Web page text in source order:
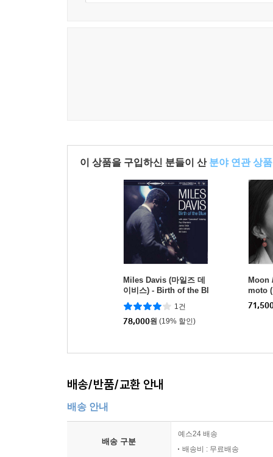
이 상품을 구입하신 분들이 산 분야 연관 상품
Miles Davis (마일즈 데
이비스) - Birth of the Bl
ue [LP]
1건
78,000원 (19% 할인)
Moon
moto
시 야
on
배송/반품/교환 안내
배송 안내
배송 구분
예스24 배송
배송비 : 무료배송